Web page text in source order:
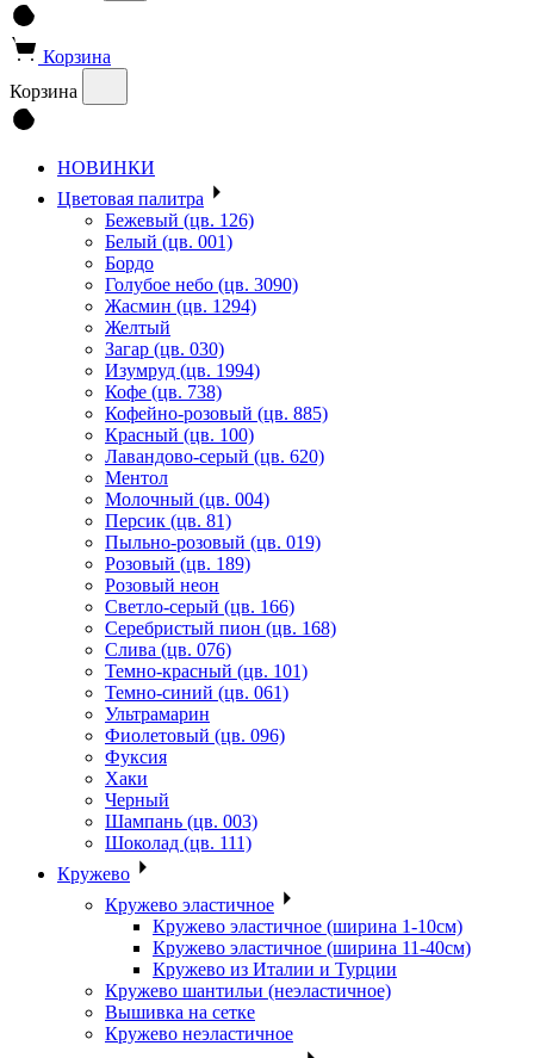
Корзина
Корзина
НОВИНКИ
Цветовая палитра
Бежевый (цв. 126)
Белый (цв. 001)
Бордо
Голубое небо (цв. 3090)
Жасмин (цв. 1294)
Желтый
Загар (цв. 030)
Изумруд (цв. 1994)
Кофе (цв. 738)
Кофейно-розовый (цв. 885)
Красный (цв. 100)
Лавандово-серый (цв. 620)
Ментол
Молочный (цв. 004)
Персик (цв. 81)
Пыльно-розовый (цв. 019)
Розовый (цв. 189)
Розовый неон
Светло-серый (цв. 166)
Серебристый пион (цв. 168)
Слива (цв. 076)
Темно-красный (цв. 101)
Темно-синий (цв. 061)
Ультрамарин
Фиолетовый (цв. 096)
Фуксия
Хаки
Черный
Шампань (цв. 003)
Шоколад (цв. 111)
Кружево
Кружево эластичное
Кружево эластичное (ширина 1-10см)
Кружево эластичное (ширина 11-40см)
Кружево из Италии и Турции
Кружево шантильи (неэластичное)
Вышивка на сетке
Кружево неэластичное